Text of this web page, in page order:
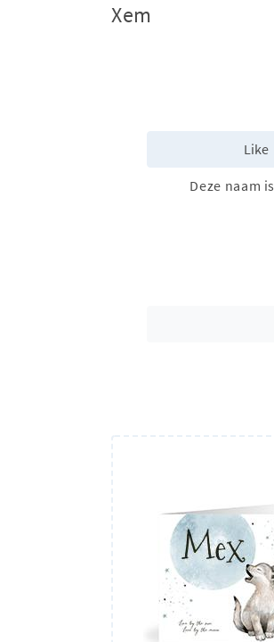
Xem
Like
Deze naam is